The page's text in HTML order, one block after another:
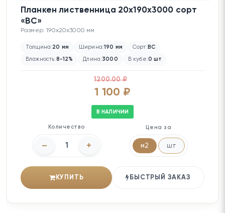
Планкен лиственница 20х190х3000 сорт
«BC»
Размер: 190x20x3000 мм
Толщина:20 мм Ширина:190 мм Сорт: BC
Влажность:8-12% Длина:3000 В кубе:0 шт
1200.00 ₽
1 100 ₽
В НАЛИЧИИ
Количество
– +
Цена за
м2 шт
КУПИТЬ БЫСТРЫЙ ЗАКАЗ